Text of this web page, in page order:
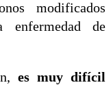
modificados
enfermedad de
es muy difícil